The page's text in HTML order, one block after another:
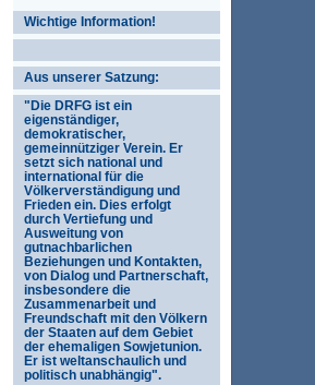
Wichtige Information!
Aus unserer Satzung:
"Die DRFG ist ein
eigenständiger,
demokratischer,
gemeinnütziger Verein. Er
setzt sich national und
international für die
Völkerverständigung und
Frieden ein. Dies erfolgt
durch Vertiefung und
Ausweitung von
gutnachbarlichen
Beziehungen und Kontakten,
von Dialog und Partnerschaft,
insbesondere die
Zusammenarbeit und
Freundschaft mit den Völkern
der Staaten auf dem Gebiet
der ehemaligen Sowjetunion.
Er ist weltanschaulich und
politisch unabhängig".